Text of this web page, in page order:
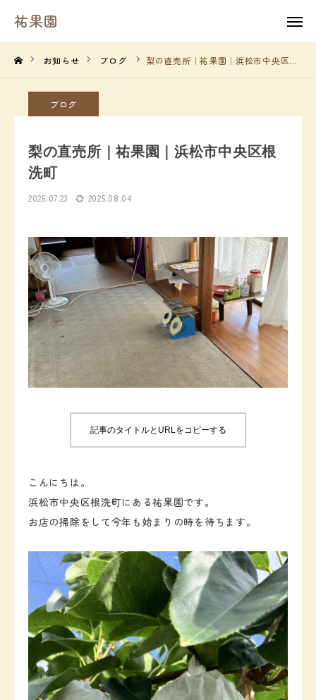
祐果園
お知らせ ブログ 梨の直売所｜祐果園｜浜松市中央区根洗町
ブログ
梨の直売所｜祐果園｜浜松市中央区根
洗町
2025.07.23 2025.08.04
記事のタイトルとURLをコピーする
こんにちは。
浜松市中央区根洗町にある祐果園です。
お店の掃除をして今年も始まりの時を待ちます。
祐果園
instagram
HOME
祐果園の果物
農園の１年間
よくあるご質問
求人情報
農園情報
お知らせ
お問い合わせ